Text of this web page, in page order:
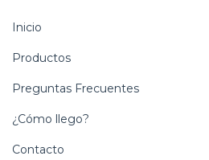
Inicio
Productos
Preguntas Frecuentes
¿Cómo llego?
Contacto